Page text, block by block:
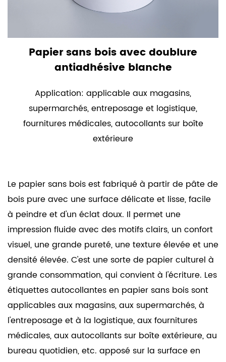
Papier sans bois avec doublure
antiadhésive blanche
Application: applicable aux magasins,
supermarchés, entreposage et logistique,
fournitures médicales, autocollants sur boîte
extérieure
Le papier sans bois est fabriqué à partir de pâte de
bois pure avec une surface délicate et lisse, facile
à peindre et d'un éclat doux. Il permet une
impression fluide avec des motifs clairs, un confort
visuel, une grande pureté, une texture élevée et une
densité élevée. C'est une sorte de papier culturel à
grande consommation, qui convient à l'écriture. Les
étiquettes autocollantes en papier sans bois sont
applicables aux magasins, aux supermarchés, à
l'entreposage et à la logistique, aux fournitures
médicales, aux autocollants sur boîte extérieure, au
bureau quotidien, etc. apposé sur la surface en